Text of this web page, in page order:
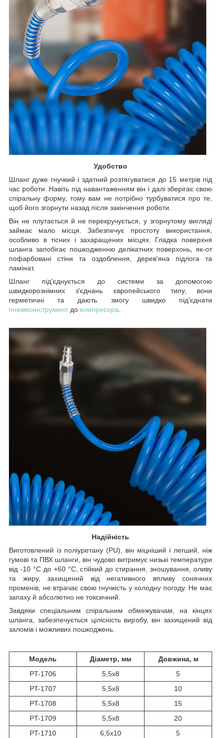
Удобство
Шланг дуже гнучкий і здатний розтягуватися до 15 метрів під
час роботи. Навіть під навантаженням він і далі зберігає свою
спіральну форму, тому вам не потрібно турбуватися про те,
щоб його згорнути назад після закінчення роботи.
Він не плутається й не перекручується, у згорнутому вигляді
займає мало місця. Забезпечує простоту використання,
особливо в тісних і захаращених місцях. Гладка поверхня
шланга запобігає пошкодженню делікатних поверхонь, як-от
пофарбовані стіни та оздоблення, дерев'яна підлога та
ламінат.
Шланг під'єднується до системи за допомогою
швидкорознімних з'єднань європейського типу, вони
герметичні та дають змогу швидко під'єднати
пневмоінструмент до компресора.
Надійність
Виготовлений із поліуретану (PU), він міцніший і легший, ніж
гумові та ПВХ шланги, він чудово витримує низькі температури
від -10 °C до +60 °C, стійкий до стирання, зношування, оливу
та жиру, захищений від негативного впливу сонячних
променів, не втрачає свою гнучкість у холодну погоду. Не має
запаху й абсолютно не токсичний.
Завдяки спеціальним спіральним обмежувачам, на кінцях
шланга, забезпечується цілісність виробу, він захищений від
заломів і можливих пошкоджень.
Модель Діаметр, мм
Довжина, м
PT-1706
5,5х8
5
PT-1707
5,5х8
10
PT-1708
5,5х8
15
PT-1709
5,5х8
20
PT-1710
6,5х10
5